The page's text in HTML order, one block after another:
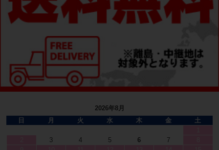
2026年8月
日
月 火 水 木 金
土
3 4 5 6 7